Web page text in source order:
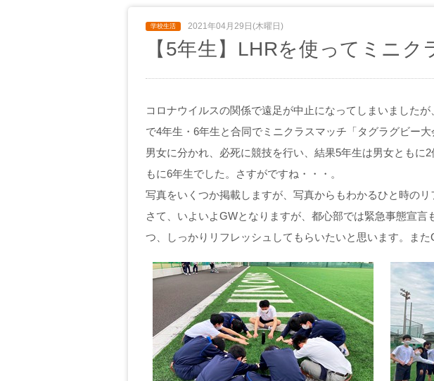
2021年04月29日(木曜日)
【5年生】LHRを使ってミニク
コロナウイルスの関係で遠足が中止になってしまいました
で4年生・6年生と合同でミニクラスマッチ「タグラグビー大
男女に分かれ、必死に競技を行い、結果5年生は男女ともに
もに6年生でした。さすがですね・・・。
写真をいくつか掲載しますが、写真からもわかるひと時のリ
さて、いよいよGWとなりますが、都心部では緊急事態宣
つ、しっかりリフレッシュしてもらいたいと思います。また